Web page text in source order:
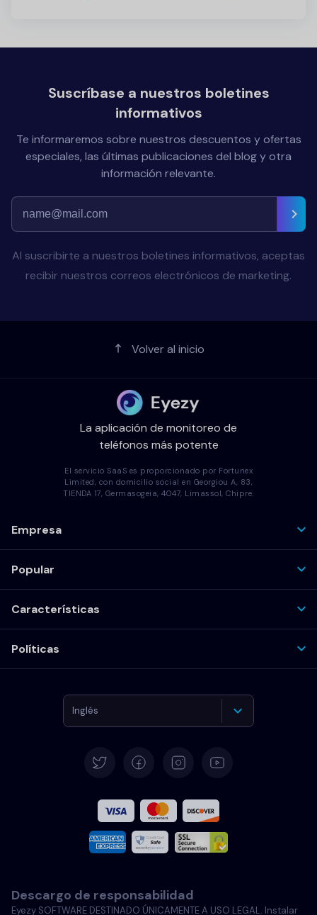
Suscríbase a nuestros boletines
informativos
Te informaremos sobre nuestros descuentos y ofertas
especiales, las últimas publicaciones del blog y otra
información relevante.
Al suscribirte a nuestros boletines informativos, aceptas
recibir nuestros correos electrónicos de marketing.
Volver al inicio
La aplicación de monitoreo de
teléfonos más potente
El servicio SaaS es proporcionado por Fortunex
Limited, con domicilio social en Georgiou A, 83,
TIENDA 17, Germasogeia, 4047, Limassol, Chipre.
Empresa
Popular
Características
Políticas
Inglés
Francés
Italiano
Portugués
Descargo de responsabilidad
Eyezy SOFTWARE DESTINADO ÚNICAMENTE A USO LEGAL. Instalar